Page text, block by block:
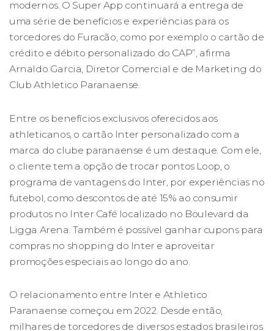
modernos. O Super App continuará a entrega de
uma série de benefícios e experiências para os
torcedores do Furacão, como por exemplo o cartão de
crédito e débito personalizado do CAP”, afirma
Arnaldo Garcia, Diretor Comercial e de Marketing do
Club Athletico Paranaense.
Entre os benefícios exclusivos oferecidos aos
athleticanos, o cartão Inter personalizado com a
marca do clube paranaense é um destaque. Com ele,
o cliente tem a opção de trocar pontos Loop, o
programa de vantagens do Inter, por experiências no
futebol, como descontos de até 15% ao consumir
produtos no Inter Café localizado no Boulevard da
Ligga Arena. Também é possível ganhar cupons para
compras no shopping do Inter e aproveitar
promoções especiais ao longo do ano.
O relacionamento entre Inter e Athletico
Paranaense começou em 2022. Desde então,
milhares de torcedores de diversos estados brasileiros